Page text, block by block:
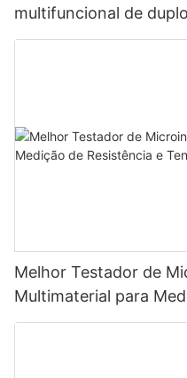
multifuncional de
Unidade de secagem
Melhor Testador de
Multimaterial para
Tensão - Zhanghua